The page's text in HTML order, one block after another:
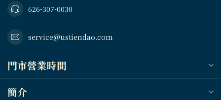
626-307-0030
service@ustiendao.com
門市營業時間
簡介